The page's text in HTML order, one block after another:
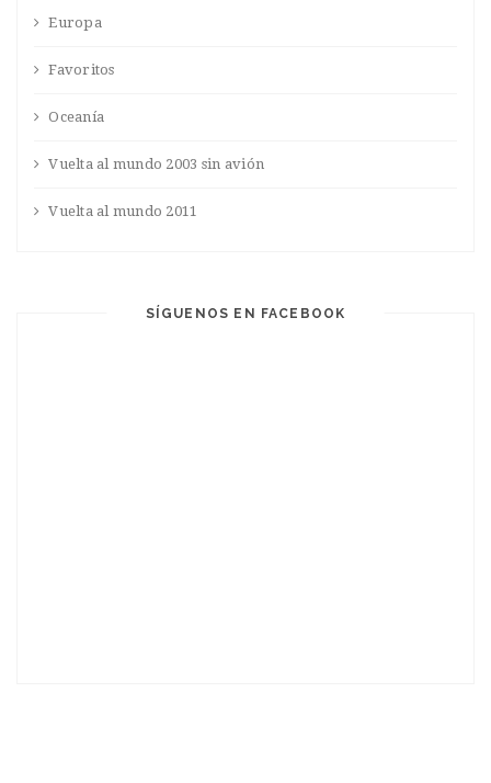
Europa
Favoritos
Oceanía
Vuelta al mundo 2003 sin avión
Vuelta al mundo 2011
SÍGUENOS EN FACEBOOK